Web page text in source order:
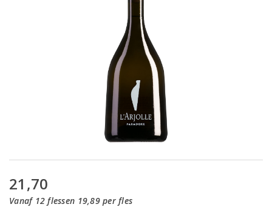
21,70
Vanaf 12 flessen 19,89 per fles